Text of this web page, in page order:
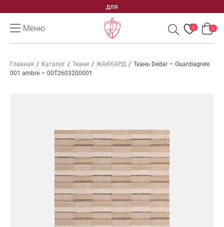
для
Меню 0 0
Главная / Каталог / Ткани / ЖАККАРД / Ткань Dedar — Guardiagrele
001 ambre — 00T2603200001